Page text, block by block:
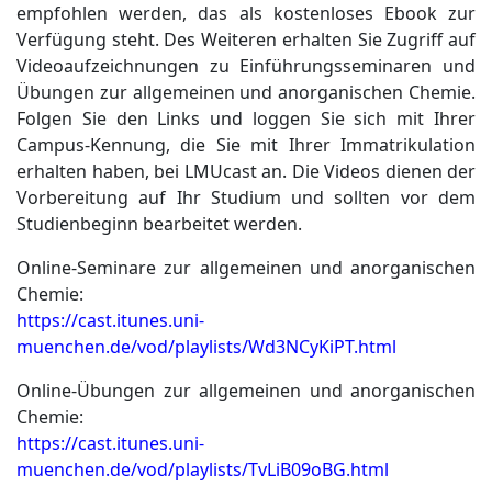
empfohlen werden, das als kostenloses Ebook zur
Verfügung steht. Des Weiteren erhalten Sie Zugriff auf
Videoaufzeichnungen zu Einführungsseminaren und
Übungen zur allgemeinen und anorganischen Chemie.
Folgen Sie den Links und loggen Sie sich mit Ihrer
Campus-Kennung, die Sie mit Ihrer Immatrikulation
erhalten haben, bei LMUcast an. Die Videos dienen der
Vorbereitung auf Ihr Studium und sollten vor dem
Studienbeginn bearbeitet werden.
Online-Seminare zur allgemeinen und anorganischen
Chemie:
https://cast.itunes.uni-
muenchen.de/vod/playlists/Wd3NCyKiPT.html
Online-Übungen zur allgemeinen und anorganischen
Chemie:
https://cast.itunes.uni-
muenchen.de/vod/playlists/TvLiB09oBG.html